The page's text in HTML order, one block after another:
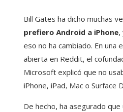
Bill Gates ha dicho muchas
prefiero Android a iPhone,
eso no ha cambiado. En una
abierta en Reddit, el
Microsoft explicó que no
iPhone, iPad, Mac o Surface
De hecho, ha asegurado que